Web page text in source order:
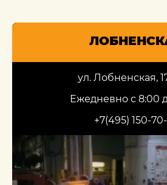
ул. Лобненская,
Ежедневно с 8:00
+7(495) 150-